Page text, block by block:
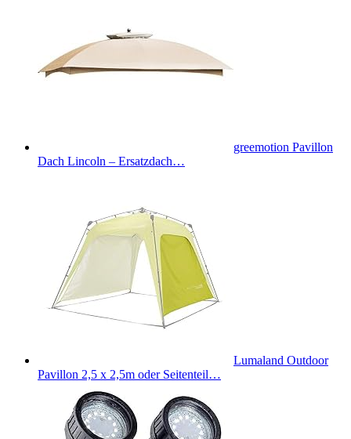
greemotion Pavillon
Dach Lincoln – Ersatzdach…
Lumaland Outdoor
Pavillon 2,5 x 2,5m oder Seitenteil…